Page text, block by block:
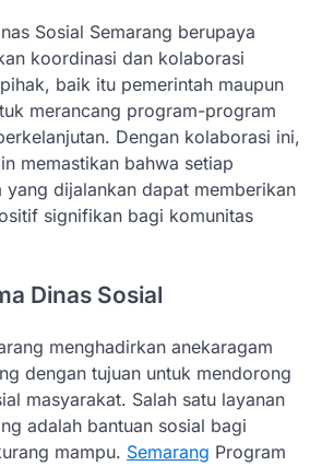
Sosial Semarang berupaya
koordinasi dan kolaborasi
baik itu pemerintah maupun
merancang program-program
Dengan kolaborasi ini,
memastikan bahwa setiap
dijalankan dapat memberikan
signifikan bagi komunitas
Dinas Sosial
menghadirkan anekaragam
dengan tujuan untuk mendorong
masyarakat. Salah satu layanan
adalah bantuan sosial bagi
mampu. Semarang Program